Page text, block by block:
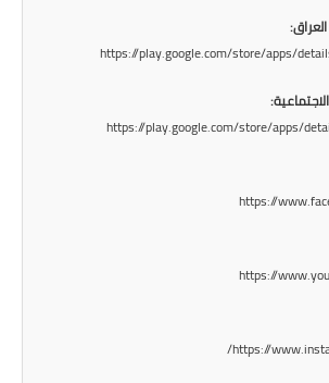
المرحلة الاعدادية
https://play.google.com/store/apps/
https://play.google.com/store/apps/
https://
https://
https://